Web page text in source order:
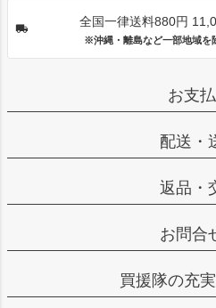
全国一律送料880円
※沖縄・離島など一部地域
お支
配送・
返品・
お問合
買援隊の充